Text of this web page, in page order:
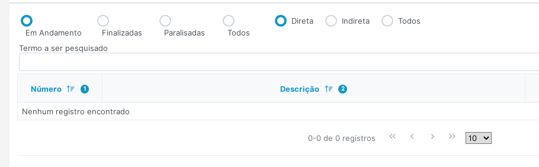
Em Andamento Finalizadas Paralisadas Todos
Direta Indireta Todos
Termo a ser pesquisado
Número 1 Descrição 2
Nenhum registro encontrado
0-0 de 0 registros